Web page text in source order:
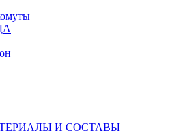
И СОСТАВЫ